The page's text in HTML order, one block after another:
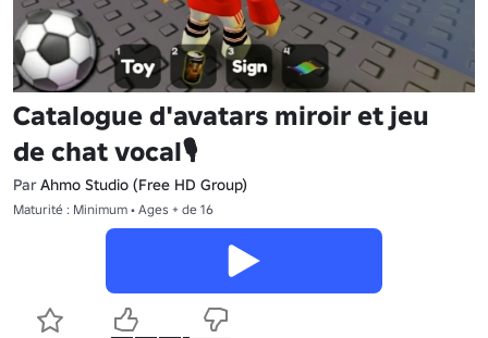
Catalogue d'avatars miroir et jeu
de chat vocal🎙
Par Ahmo Studio (Free HD Group)
Maturité : Minimum • Ages + de 16